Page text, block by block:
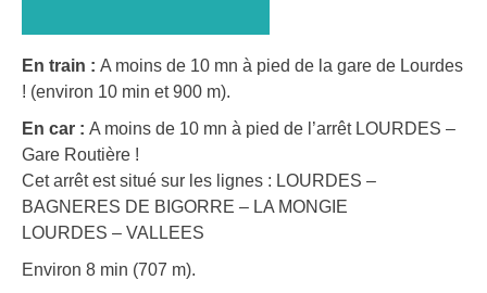
En train : A moins de 10 mn à pied de la gare de Lourdes
! (environ 10 min et 900 m).
En car : A moins de 10 mn à pied de l’arrêt LOURDES –
Gare Routière !
Cet arrêt est situé sur les lignes : LOURDES –
BAGNERES DE BIGORRE – LA MONGIE
LOURDES – VALLEES
Environ 8 min (707 m).